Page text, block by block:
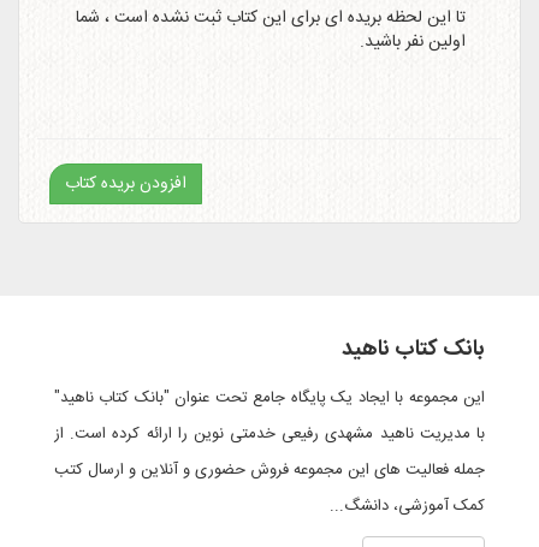
تا این لحظه بریده ای برای این کتاب ثبت نشده است ، شما
اولین نفر باشید.
افزودن بریده کتاب
بانک کتاب ناهید
این مجموعه با ایجاد یک پایگاه جامع تحت عنوان "بانک کتاب ناهید"
با مدیریت ناهید مشهدی رفیعی خدمتی نوین را ارائه کرده است. از
جمله فعالیت های این مجموعه فروش حضوری و آنلاین و ارسال کتب
کمک آموزشی، دانشگ...